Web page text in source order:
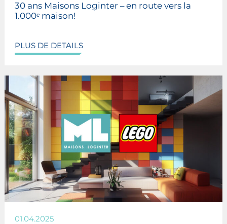
30 ans Maisons Loginter – en route vers la
1.000ᵉ maison!
PLUS DE DETAILS
01.04.2025